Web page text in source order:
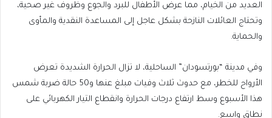
العديد من الخيام، مما عرض الأطفال للبرد والجوع وظروف غير صحية،
وتحتاج العائلات النازحة بشكل عاجل إلى المساعدة النقدية والمأوى
والحماية.
وفي مدينة “بورتسودان” الساحلية، لا تزال الحرارة الشديدة تعرض
الأرواح للخطر، مع حدوث ثلاث وفيات مبلغ عنها و50 حالة ضربة شمس
هذا الأسبوع وسط ارتفاع درجات الحرارة وانقطاع التيار الكهربائي على
نطاق واسع.